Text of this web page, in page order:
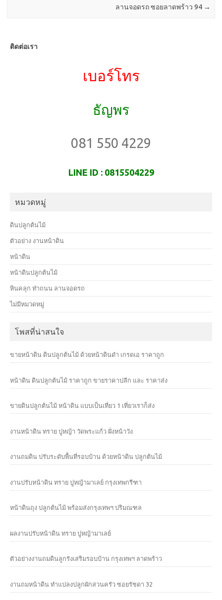
ลานจอดรถ ซอยลาดพร้าว 94 →
ติดต่อเรา
เบอร์โทร
ธัญพร
081 550 4229
LINE ID : 0815504229
หมวดหมู่
ดินปลูกต้นไม้
ตัวอย่าง งานหน้าดิน
หน้าดิน
หน้าดินปลูกต้นไม้
หินคลุก ทำถนน ลานจอดรถ
ไม่มีหมวดหมู่
โพสที่น่าสนใจ
ขายหน้าดิน ดินปลูกต้นไม้ ด้วยหน้าดินดำ เกรดเอ ราคาถูก
หน้าดิน ดินปลูกต้นไม้ ราคาถูก ขายราคาปลีก และ ราคาส่ง
ขายดินปลูกต้นไม้ หน้าดิน แบบเป็นเที่ยว 1 เที่ยวเราก็ส่ง
งานหน้าดิน ทราย ปูหญ้า วัดพระแก้ว ฝั่งหน้าวัง
งานถมดิน ปรับระดับพื้นที่รอบบ้าน ด้วยหน้าดิน ปลูกต้นไม้
งานปรับหน้าดิน ทราย ปูหญ้ามาเลย์ กรุงเทพกรีฑา
หน้าดินถุง ปลูกต้นไม้ พร้อมส่งกรุงเทพฯ ปริมณฑล
ผลงานปรับหน้าดิน ทราย ปูหญ้ามาเลย์
ตัวอย่างงานถมดินลูกรังเสริมรอบบ้าน กรุงเทพฯ ลาดพร้าว
งานถมหน้าดิน ทำแปลงปลูกผักสวนครัว ซอยรัชดา 32